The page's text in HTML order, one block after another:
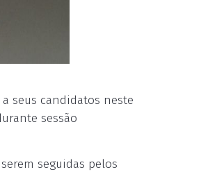
seus candidatos neste
sessão
seguidas pelos